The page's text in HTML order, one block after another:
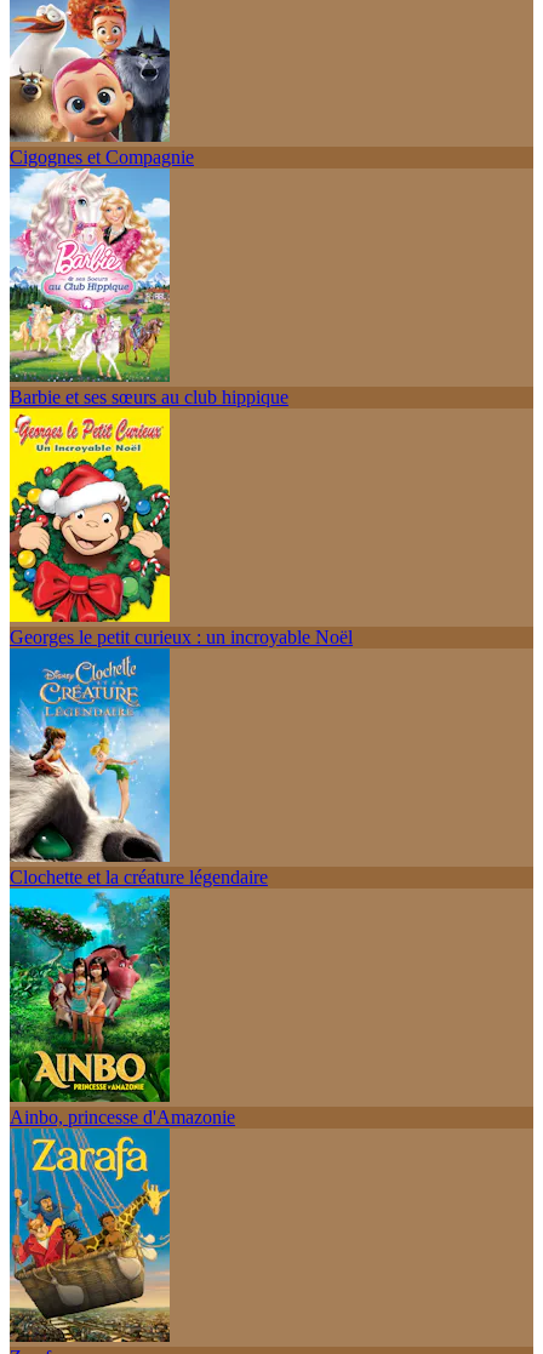
Cigognes et Compagnie
Barbie et ses sœurs au club hippique
Georges le petit curieux : un incroyable Noël
Clochette et la créature légendaire
Ainbo, princesse d'Amazonie